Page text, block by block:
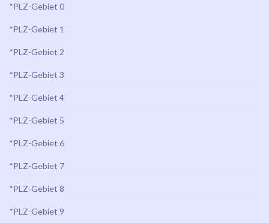
*PLZ-Gebiet 0
*PLZ-Gebiet 1
*PLZ-Gebiet 2
*PLZ-Gebiet 3
*PLZ-Gebiet 4
*PLZ-Gebiet 5
*PLZ-Gebiet 6
*PLZ-Gebiet 7
*PLZ-Gebiet 8
*PLZ-Gebiet 9